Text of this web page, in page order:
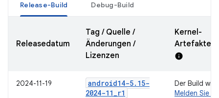
Release-Build Debug-Build
Releasedatum
Tag / Quelle /
Änderungen /
Lizenzen
Kernel-
Artefakte-
info
2024-11-19 android14-5. 15-
2024-11_r1
Der Build
Melden Sie